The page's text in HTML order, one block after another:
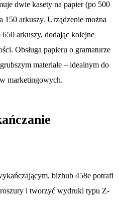
dwie kasety na papier (po 500
150 arkuszy. Urządzenie można
arkuszy, dodając kolejne
Obsługa papieru o gramaturze
materiale – idealnym do
marketingowych.
bizhub 458e potrafi
i tworzyć wydruki typu Z-